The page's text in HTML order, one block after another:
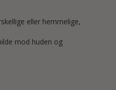
eller hemmelige,
mod huden og